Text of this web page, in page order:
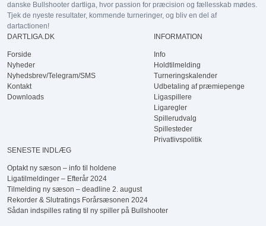
danske Bullshooter dartliga, hvor passion for præcision og fællesskab mødes.
Tjek de nyeste resultater, kommende turneringer, og bliv en del af
dartactionen!
DARTLIGA.DK
Forside
Nyheder
Nyhedsbrev/Telegram/SMS
Kontakt
Downloads
INFORMATION
Info
Holdtilmelding
Turneringskalender
Udbetaling af præmiepenge
Ligaspillere
Ligaregler
Spillerudvalg
Spillesteder
Privatlivspolitik
SENESTE INDLÆG
Optakt ny sæson – info til holdene
Ligatilmeldinger – Efterår 2024
Tilmelding ny sæson – deadline 2. august
Rekorder & Slutratings Forårsæsonen 2024
Sådan indspilles rating til ny spiller på Bullshooter